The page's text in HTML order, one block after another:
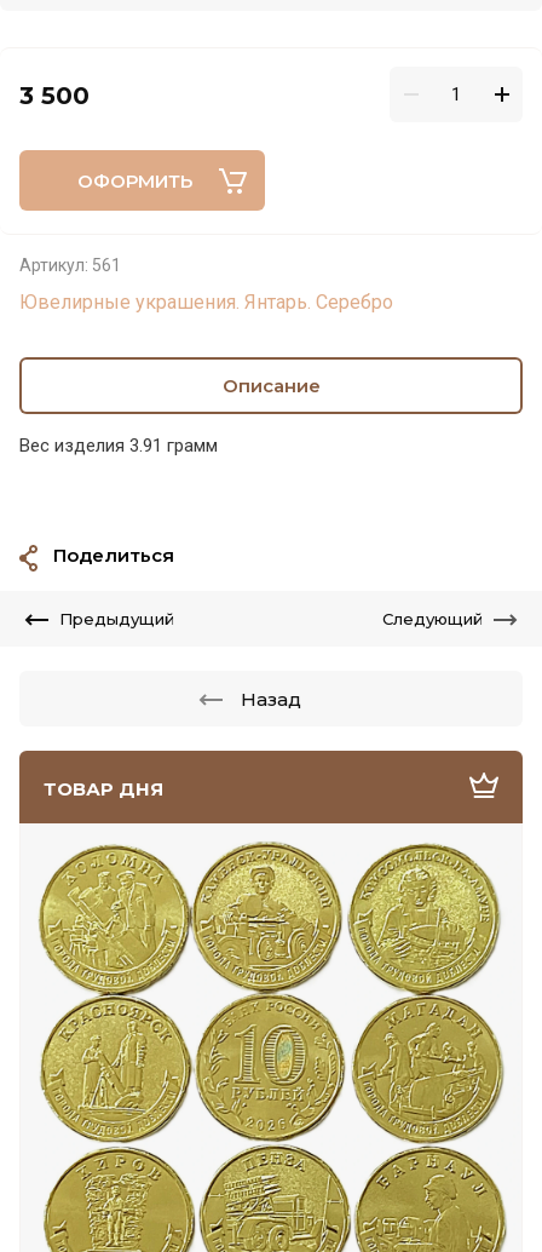
ТОВАР ДНЯ
3 500
ОФОРМИТЬ
Артикул: 561
Ювелирные украшения. Янтарь. Серебро
Описание
Вес изделия 3.91 грамм
Поделиться
Предыдущий Следующий
Назад